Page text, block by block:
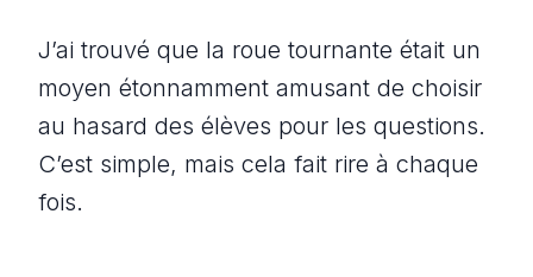
J’ai trouvé que la roue tournante était un
moyen étonnamment amusant de choisir
au hasard des élèves pour les questions.
C’est simple, mais cela fait rire à chaque
fois.